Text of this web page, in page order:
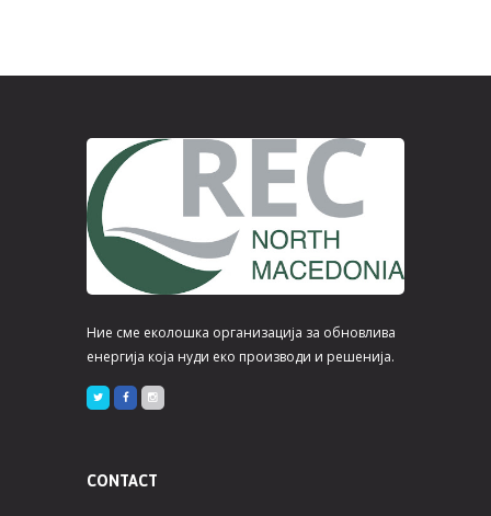
Ние сме еколошка организација за обновлива
енергија која нуди еко производи и решенија.
CONTACT